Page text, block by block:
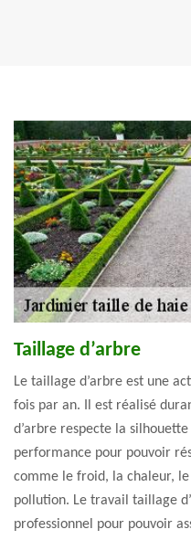
Taillage d’arbre
Le taillage d’arbre est une
fois par an. Il est réalisé
d’arbre respecte la
performance pour pouvoir
comme le froid, la chaleur,
pollution. Le travail taillage
professionnel pour pouvoir